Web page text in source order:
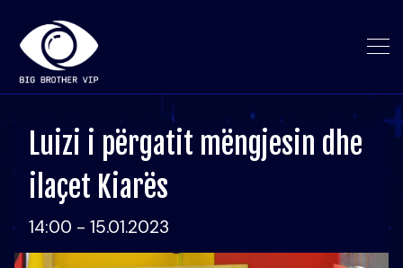
Luizi i përgatit mëngjesin dhe
ilaçet Kiarës
14:00 - 15.01.2023